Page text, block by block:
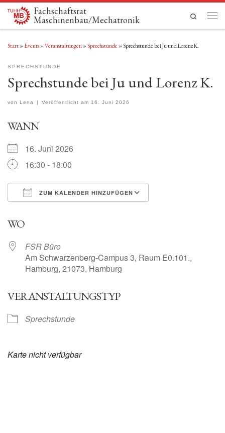
Zum Inhalt springen
Fachschaftsrat
Maschinenbau/Mechatronik
Search
Start» Events» Veranstaltungen » Sprechstunde » Sprechstunde bei Ju und Lorenz K.
SPRECHSTUNDE
Sprechstunde bei Ju und Lorenz K.
von Lena Veröffentlicht am16. Juni 2026
WANN
16. Juni 2026
16:30 - 18:00
ZUM KALENDER HINZUFÜGEN
WO
FSR Büro
Am Schwarzenberg-Campus 3, Raum E0.101.,
Hamburg, 21073, Hamburg
VERANSTALTUNGSTYP
Sprechstunde
Karte nicht verfügbar